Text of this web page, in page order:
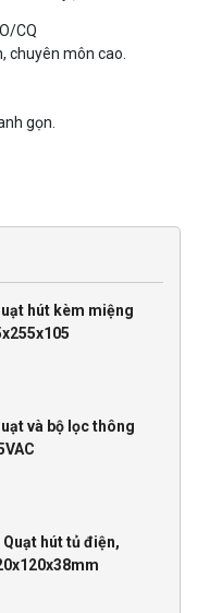
CQ
chuyên môn cao.
gọn.
hút kèm miệng
và bộ lọc thông
hút tủ điện,
12V, 120x120x38mm